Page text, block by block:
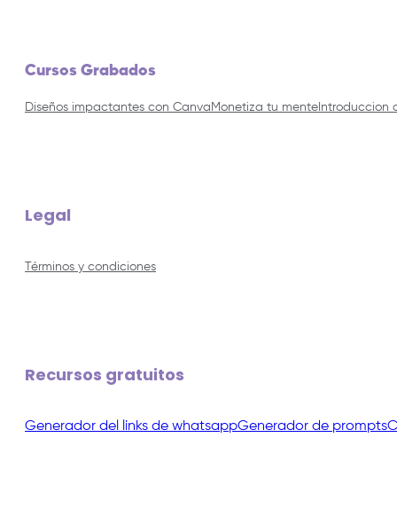
Cursos Grabados
Diseños impactantes con Canva Monetiza tu mente Introduccion
Legal
Términos y condiciones
Recursos gratuitos
Generador del links de whatsappGenerador de prompts